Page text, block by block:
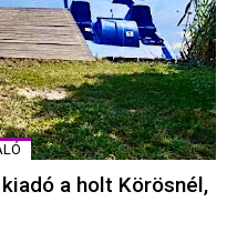
a holt Körösnél,